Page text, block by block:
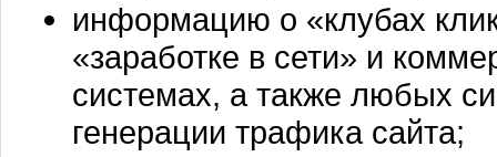
информацию о «клубах
«заработке в сети» и
системах, а также любых
генерации трафика сайта;